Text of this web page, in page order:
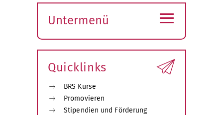
Untermenü
öffnen
≡
Quicklinks
BRS Kurse
Promovieren
Stipendien und Förderung